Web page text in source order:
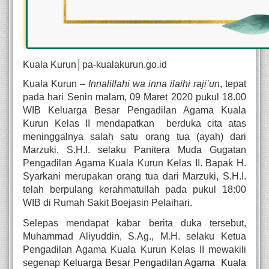
Kuala Kurun│pa-kualakurun.go.id
Kuala Kurun – Innalillahi wa inna ilaihi raji’un, tepat
pada hari Senin malam, 09 Maret 2020 pukul 18.00
WIB Keluarga Besar Pengadilan Agama Kuala
Kurun Kelas II mendapatkan  berduka cita atas
meninggalnya salah satu orang tua (ayah) dari
Marzuki, S.H.I. selaku Panitera Muda Gugatan
Pengadilan Agama Kuala Kurun Kelas II. Bapak H.
Syarkani merupakan orang tua dari Marzuki, S.H.I.
telah berpulang kerahmatullah pada pukul 18:00
WIB di Rumah Sakit Boejasin Pelaihari.
Muhammad Aliyuddin, S.Ag., M.H. selaku Ketua
Pengadilan Agama Kuala Kurun Kelas II
mewakili
segenap Keluarga Besar Pengadilan Agama  Kuala